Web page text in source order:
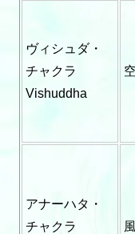
ヴィシュダ・
チャクラ
Vishuddha
アナーハタ・
チャクラ